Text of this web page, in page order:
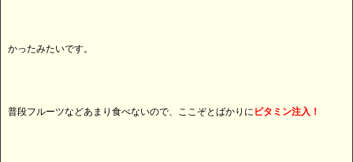
かったみたいです。
普段フルーツなどあまり食べないので、ここぞとばかりに ビタミン注入！